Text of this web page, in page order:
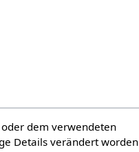
dem verwendeten
Details verändert worden